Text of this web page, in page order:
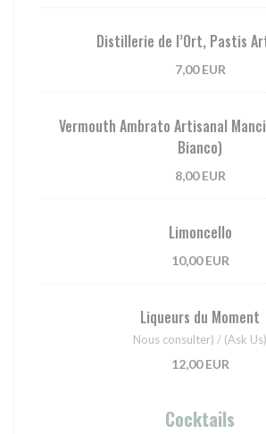
Distillerie de l’Ort, Pastis
7,00 EUR
Vermouth Ambrato Artisanal
Bianco)
8,00 EUR
Limoncello
10,00 EUR
Liqueurs du Moment
Nous consulter) / (Ask Us)
12,00 EUR
Cocktails